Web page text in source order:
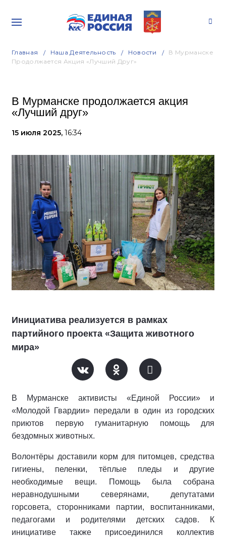
Главная Наша Деятельность Новости
В Мурманске
Продолжается Акция «Лучший Друг»
В Мурманске продолжается акция
«Лучший друг»
15 июля 2025, 16:34
Инициатива реализуется в рамках
партийного проекта «Защита животного
мира»
В Мурманске активисты «Единой России» и
«Молодой Гвардии» передали в один из городских
приютов первую гуманитарную помощь для
бездомных животных.
Волонтёры доставили корм для питомцев, средства
гигиены, пеленки, тёплые пледы и другие
необходимые вещи. Помощь была собрана
неравнодушными северянами, депутатами
горсовета, сторонниками партии, воспитанниками,
педагогами и родителями детских садов. К
инициативе также присоединился коллектив